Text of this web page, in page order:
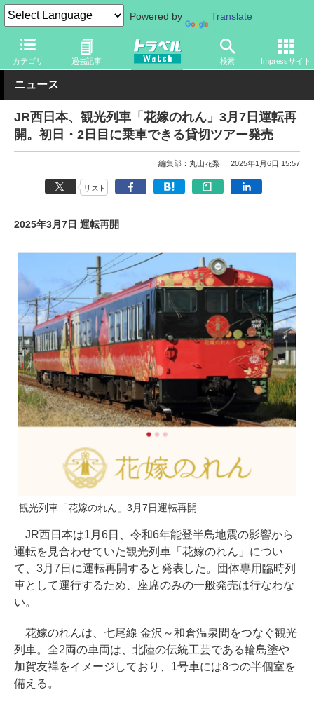
Powered by Translate
カテゴリ 過去記事 検索 Impressサイト
トラベル Watch 企業・政府・官庁 鉄道 JR
ニュース
JR西日本、観光列車「花嫁のれん」3月7日運転再
開。初日・2日目に乗車できる貸切ツアー発売
編集部：丸山花梨 2025年1月6日 15:57
リスト
2025年3月7日 運転再開
観光列車「花嫁のれん」3月7日運転再開
JR西日本は1月6日、令和6年能登半島地震の影響から
運転を見合わせていた観光列車「花嫁のれん」につい
て、3月7日に運転再開すると発表した。団体専用臨時列
車として運行するため、座席のみの一般発売は行なわな
い。
花嫁のれんは、七尾線 金沢～和倉温泉間をつなぐ観光
列車。全2両の車両は、北陸の伝統工芸である輪島塗や
加賀友禅をイメージしており、1号車には8つの半個室を
備える。